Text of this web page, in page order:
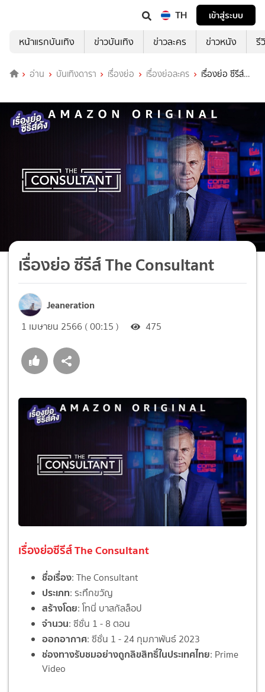
TH
เข้าสู่ระบบ
หน้าแรกบันเทิง
ข่าวบันเทิง ข่าวละคร ข่าวหนัง รี
อ่าน บันเทิงดารา เรื่องย่อ เรื่องย่อละคร
เรื่องย่อ ซีรีส์
เรื่องย่อ ซีรีส์ The Consultant
Jeaneration
1 เมษายน 2566 ( 00:15 ) 475
เรื่องย่อซีรีส์ The Consultant
ชื่อเรื่อง: The Consultant
ประเภท: ระทึกขวัญ
สร้างโดย: โทนี่ บาสกัลล็อป
จำนวน: ซีซั่น 1 - 8 ตอน
ออกอากาศ: ซีซั่น 1 - 24 กุมภาพันธ์ 2023
ช่องทางรับชมอย่างถูกลิขสิทธิ์ในประเทศไทย: Prime
Video